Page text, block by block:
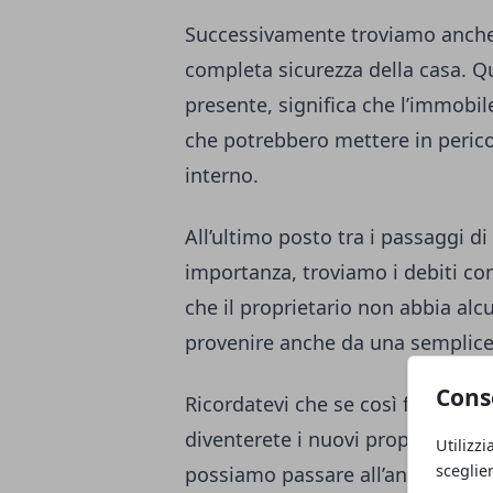
Successivamente troviamo
completa sicurezza della casa.
presente, significa che
che potrebbero mettere in
interno.
All’ultimo posto tra i passaggi
importanza, troviamo i debiti
che il proprietario non abbia
provenire anche da una
Ricordatevi che se così fosse, i
diventerete i nuovi proprietari.
possiamo passare all’analisi